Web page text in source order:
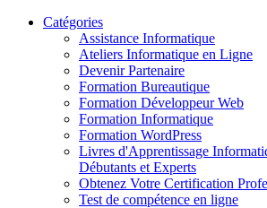
Catégories
Assistance Informatique
Ateliers Informatique en Ligne
Devenir Partenaire
Formation Bureautique
Formation Développeur Web
Formation Informatique
Formation WordPress
Livres d'Apprentissage
Débutants et Experts
Obtenez Votre Certification
Test de compétence en ligne